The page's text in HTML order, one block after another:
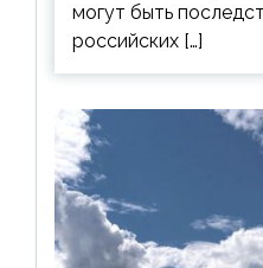
могут быть
российских […]